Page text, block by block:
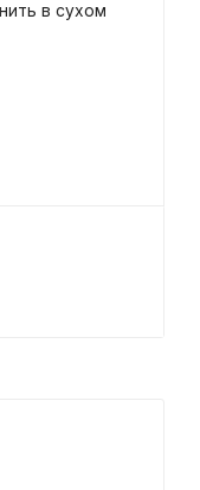
в сухом